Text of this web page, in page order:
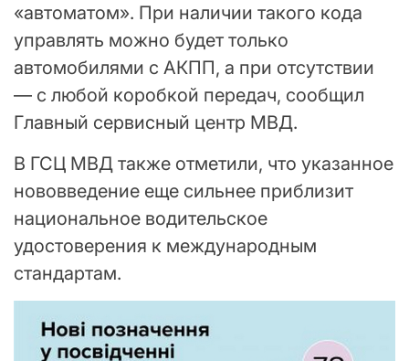
«автоматом». При наличии такого кода
управлять можно будет только
автомобилями с АКПП, а при отсутствии
— с любой коробкой передач, сообщил
Главный сервисный центр МВД.
В ГСЦ МВД также отметили, что указанное
нововведение еще сильнее приблизит
национальное водительское
удостоверения к международным
стандартам.